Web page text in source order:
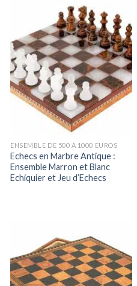
ENSEMBLE DE 500 À 1000 EUROS
Echecs en Marbre Antique :
Ensemble Marron et Blanc
Echiquier et Jeu d’Echecs